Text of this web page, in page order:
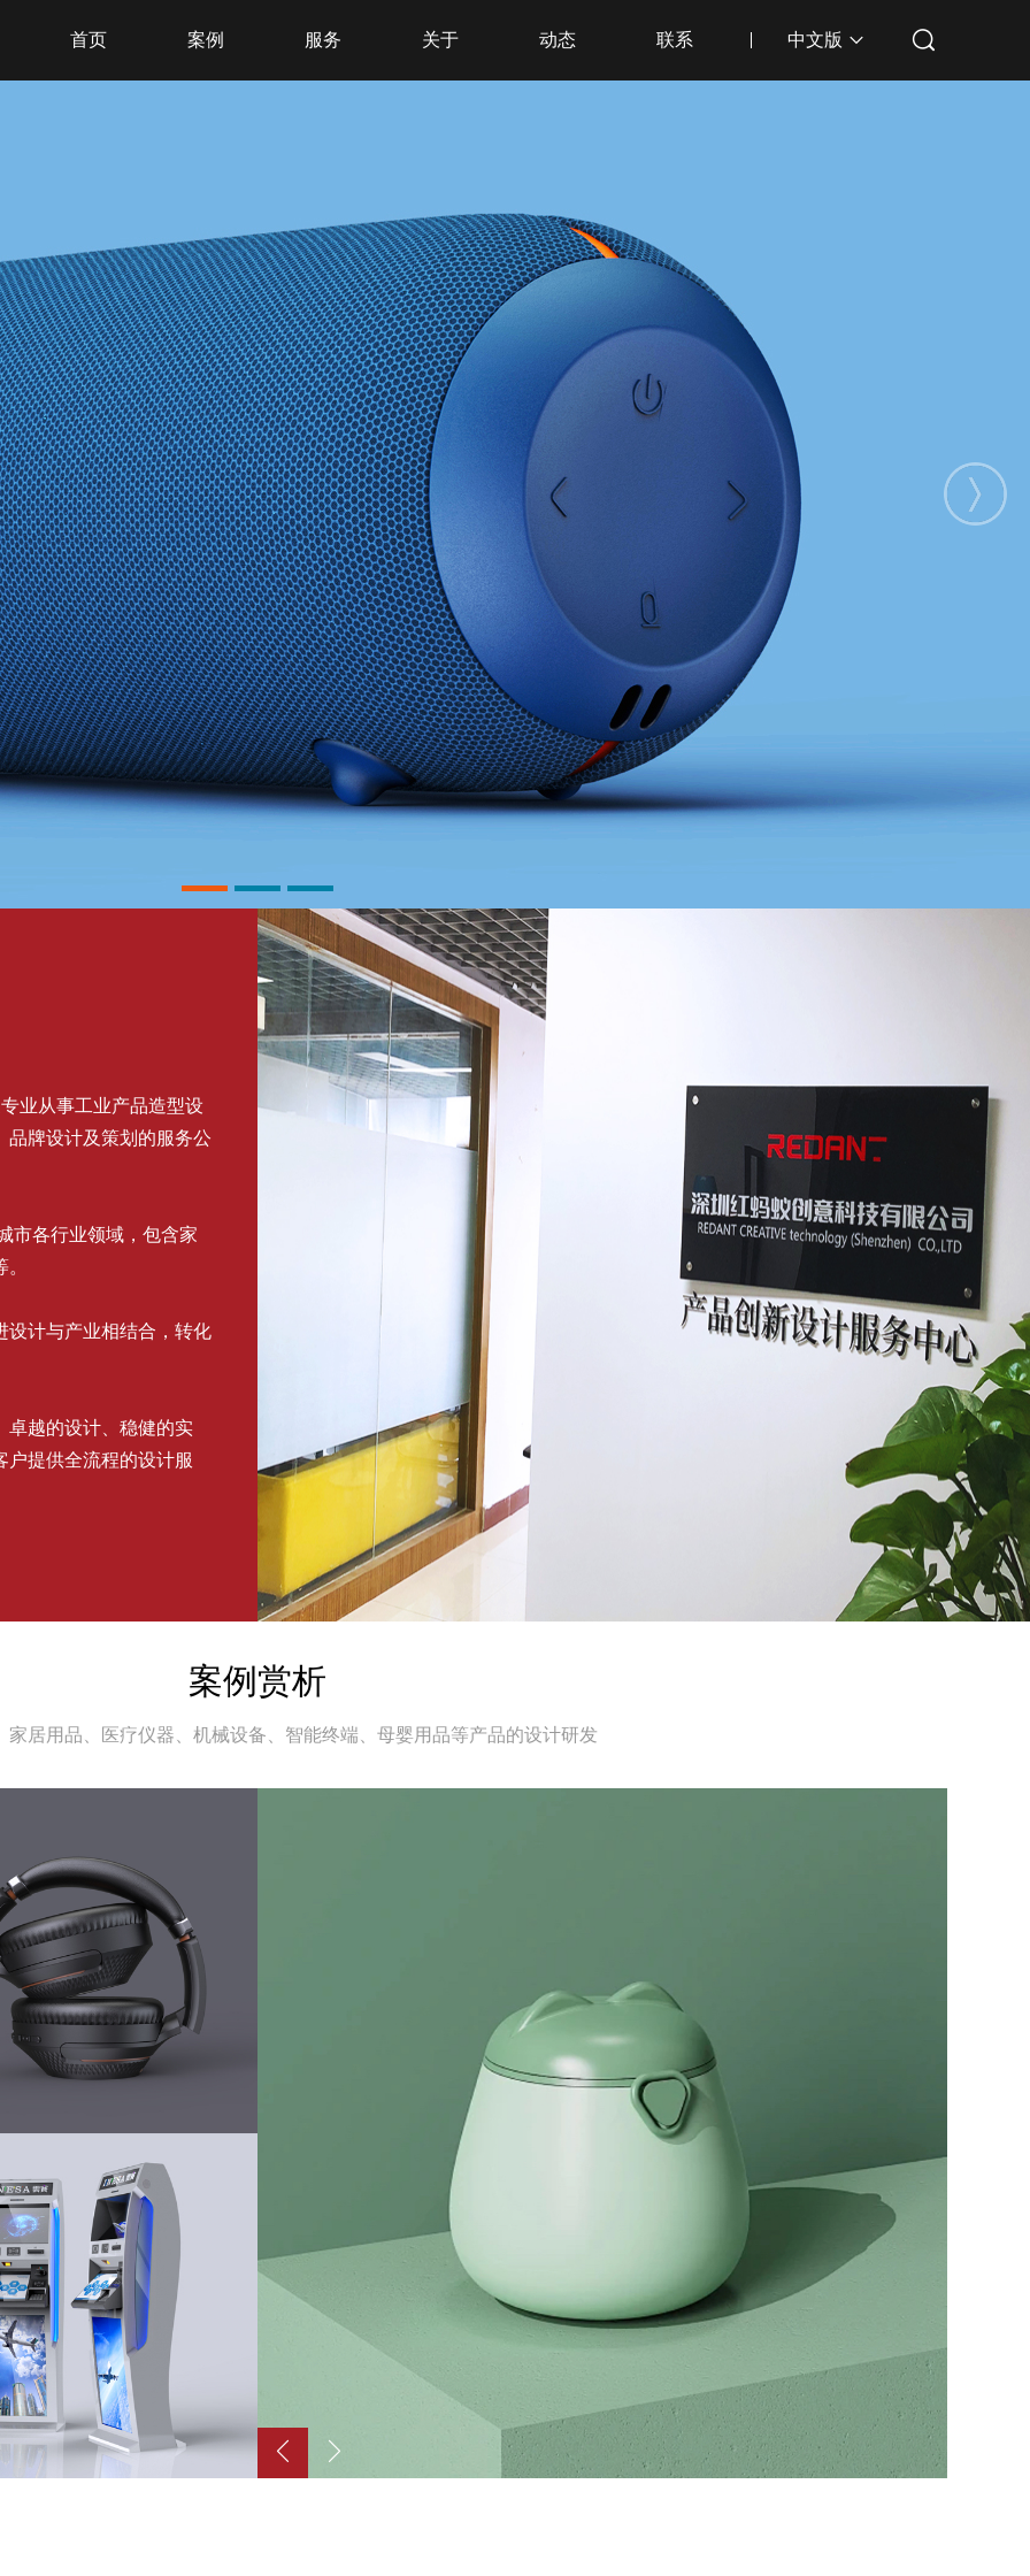
中文版
首页 案例 服务 关于 动态 联系
业从事工业产品造型设
品牌设计及策划的服务公
市各行业领域，包含家
设计与产业相结合，转化
卓越的设计、稳健的实
户提供全流程的设计服
案例赏析
家居用品、医疗仪器、机械设备、智能终端、母婴用品等产品的设计研发